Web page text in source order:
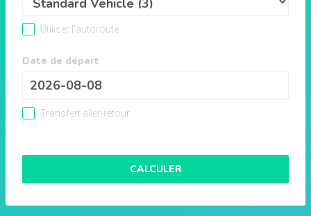
Utiliser l'autoroute
Date de départ
Transfert aller-retour
CALCULER